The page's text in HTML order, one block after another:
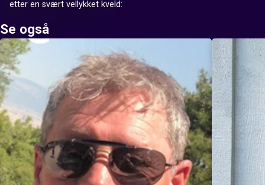
etter en svært vellykket kveld:
Se også